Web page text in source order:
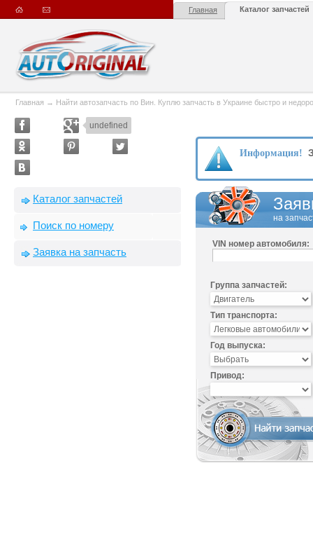
Главная Каталог запчастей
Главная → Найти автозапчасть по Вин. Куплю запчасть в Украине быстро и
undefined
Каталог запчастей
Поиск по номеру
Заявка на запчасть
Информация!
на
VIN номер автомобиля:
Группа запчастей:
Тип транспорта:
Год выпуска:
Привод: